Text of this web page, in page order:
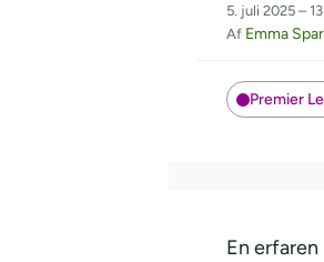
5. juli 2025 –
Af Emma
Premier
En erfaren